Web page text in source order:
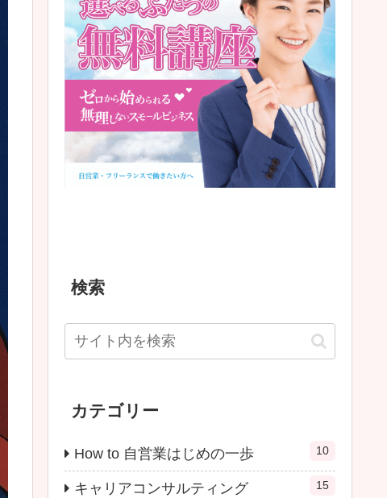
検索
カテゴリー
How to 自営業はじめの一歩 10
キャリアコンサルティング 15